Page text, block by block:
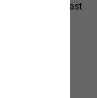
worden aangetast
kunnen zich